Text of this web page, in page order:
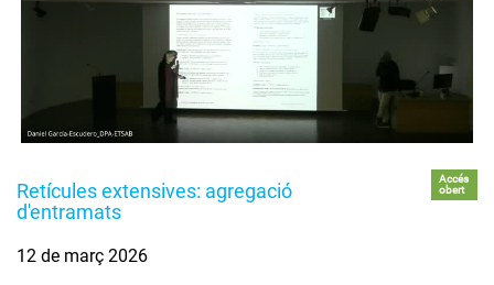
Retícules extensives: agregació
d'entramats
Accés
obert
12 de març 2026